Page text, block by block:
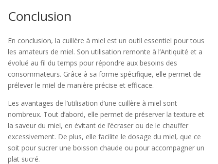
Conclusion
En conclusion, la cuillère à miel est un outil essentiel pour tous
les amateurs de miel. Son utilisation remonte à l’Antiquité et a
évolué au fil du temps pour répondre aux besoins des
consommateurs. Grâce à sa forme spécifique, elle permet de
prélever le miel de manière précise et efficace.
Les avantages de l’utilisation d’une cuillère à miel sont
nombreux. Tout d’abord, elle permet de préserver la texture et
la saveur du miel, en évitant de l’écraser ou de le chauffer
excessivement. De plus, elle facilite le dosage du miel, que ce
soit pour sucrer une boisson chaude ou pour accompagner un
plat sucré.